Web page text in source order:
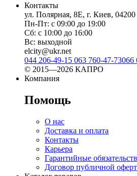
Контакты
ул. Полярная, 8Е, г. Киев, 04200
Пн-Пт: с 09:00 до 19:00
Сб: с 10:00 до 16:00
Вс: выходной
elcity@ukr.net
044 206-49-15 063 760-47-73066
© 2015—2026 КАПРО
Компания
Помощь
О нас
Доставка и оплата
Контакты
Карьера
Гарантийные
Договор публичной